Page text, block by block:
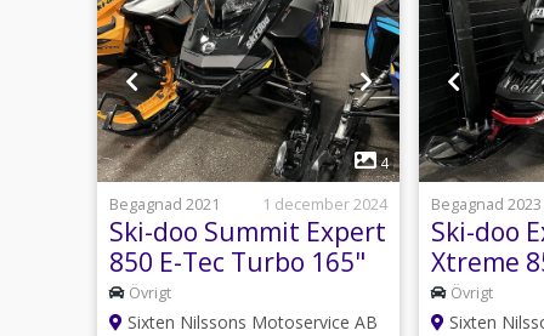
1
4
Begagnad 2021
1 december 2024
Ski-doo Summit Expert
850 E-Tec Turbo 165"
Momsad
Övrigt
Sixten Nilssons Motoservice AB
Begagnad 2023
Ski-doo
Xtreme
3,95%
Övrigt
Sixten